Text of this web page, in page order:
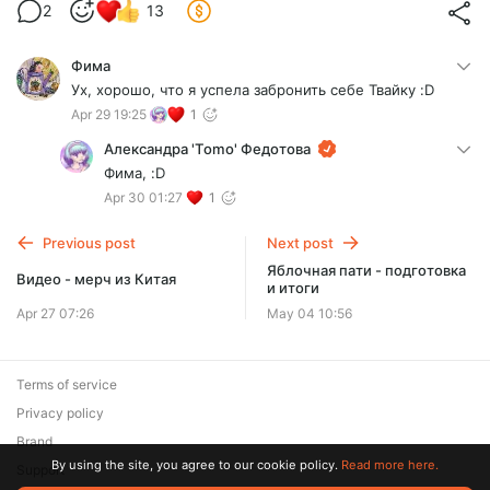
2 13
Фима
Ух, хорошо, что я успела забронить себе Твайку :D
Apr 29 19:25 1
Александра 'Tomo' Федотова
Фима, :D
Apr 30 01:27 1
Previous post
Видео - мерч из Китая
Apr 27 07:26
Next post
Яблочная пати - подготовка
и итоги
May 04 10:56
Terms of service
Privacy policy
Brand
SupportBy using the site, you agree to our cookie policy. Read more here.